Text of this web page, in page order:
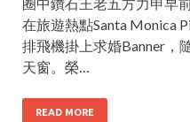
圈中鑽石王老五方力申早
在旅遊熱點Santa Monica
排飛機掛上求婚Banner，
天窗。榮…
READ MORE